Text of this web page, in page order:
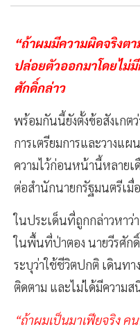
“ถ้าผมมีความผิดจริงต
ปล่อยตัวออกมาโดยไม่
ศักดิ์กล่าว
พร้อมกันนี้ยังตั้งข้อสังเกต
การเตรียมการและวางแ
ความไว้ก่อนหน้านี้หลายเ
ต่อสำนักนายกรัฐมนตรีเ
ในประเด็นที่ถูกกล่าวหา
ในพื้นที่ป่าตอง นายวีรศัก
ระบุว่าใช้ชีวิตปกติ เดินท
ติดตาม และไม่ได้มีความ
“ถ้าผมเป็นมาเฟียจริง